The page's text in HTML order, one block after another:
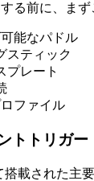
る前に、まず
能なパドル
スティック
プレート
ファイル
トトリガ
搭載された